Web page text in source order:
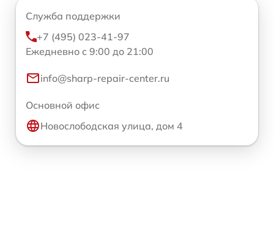
Служба поддержки
+7 (495) 023-41-97
Ежедневно с 9:00 до 21:00
info@sharp-repair-center.ru
Основной офис
Новослободская улица, дом 4